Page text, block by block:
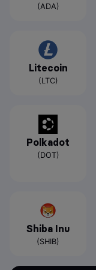
(ADA)
Litecoin
(LTC)
Polkadot
(DOT)
Shiba Inu
(SHIB)